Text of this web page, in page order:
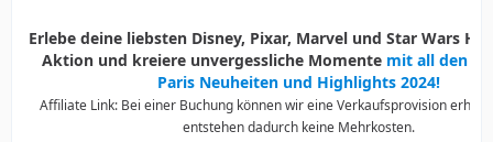
Erlebe deine liebsten Disney, Pixar, Marvel und Star Wars
Aktion und kreiere unvergessliche Momente mit all den
Paris Neuheiten und Highlights 2024!
Affiliate Link: Bei einer Buchung können wir eine Verkaufsprovision
entstehen dadurch keine Mehrkosten.